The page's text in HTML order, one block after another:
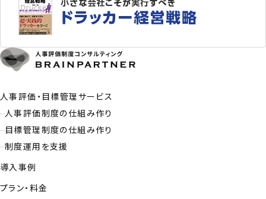
人事評価・目標管理サービス
人事評価制度の仕組み作り
目標管理制度の仕組み作り
制度運用を支援
導入事例
プラン・料金